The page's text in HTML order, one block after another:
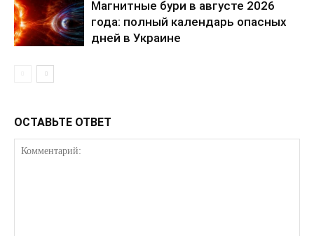
Магнитные бури в августе 2026
года: полный календарь опасных
дней в Украине
ОСТАВЬТЕ ОТВЕТ